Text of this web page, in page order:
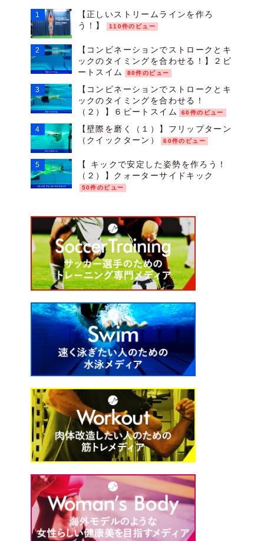
【正しいストリームラインを作ろ
う！】
110件のビュー
【コンビネーションでストロークとキ
ックのタイミングを合わせる！】２ビ
ートスイム
80件のビュー
【コンビネーションでストロークとキ
ックのタイミングを合わせる！
（２）】６ビートスイム
60件のビュー
【壁際を磨く（１）】フリップターン
（クイックターン）
60件のビュー
【 キックで安定した姿勢を作ろう！
（２）】クォーターサイドキック
50件のビュー